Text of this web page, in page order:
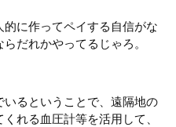
的に作ってペイする自信がな
だれかやってるじゃろ。
るということで、遠隔地の
れる血圧計等を活用して、